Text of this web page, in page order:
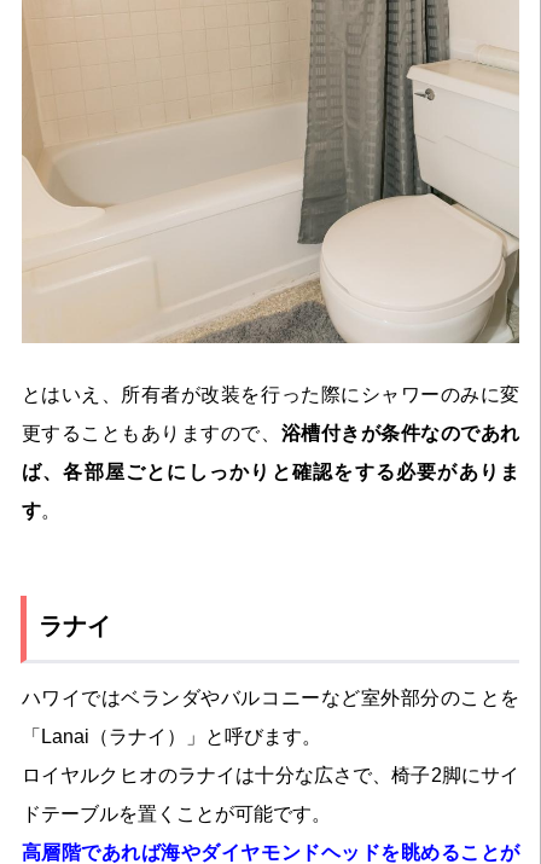
とはいえ、所有者が改装を行った際にシャワーのみに変
更することもありますので、 浴槽付きが条件なのであれ
ば、各部屋ごとにしっかりと確認をする必要がありま
す。
ラナイ
ハワイではベランダやバルコニーなど室外部分のことを
「Lanai（ラナイ）」と呼びます。
ロイヤルクヒオのラナイは十分な広さで、椅子2脚にサイ
ドテーブルを置くことが可能です。
高層階であれば海やダイヤモンドヘッドを眺めることが